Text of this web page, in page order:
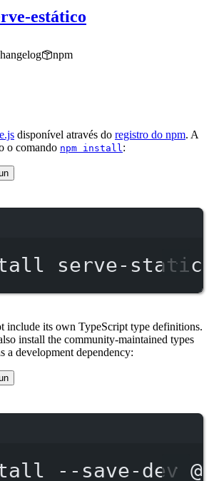
estático
npm
disponível através do registro do npm. A
o comando npm install :
serve-static
include its own TypeScript type definitions.
install the community-maintained types
a development dependency:
--save-dev